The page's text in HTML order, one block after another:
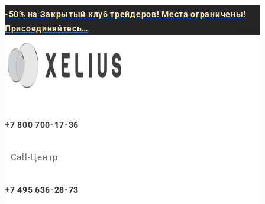
-50% на Закрытый клуб трейдеров! Места ограничены!
Присоединяйтесь…
+7 800 700-17-36
Call-Центр
+7 495 636-28-73